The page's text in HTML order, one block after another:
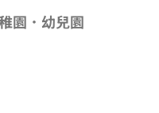
園．幼兒園